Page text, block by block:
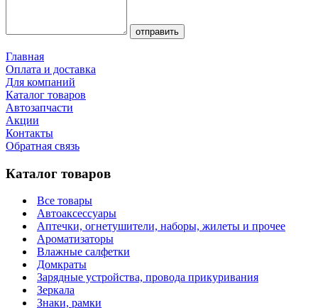
Главная
Оплата и доставка
Для компаний
Каталог товаров
Автозапчасти
Акции
Контакты
Обратная связь
Каталог товаров
Все товары
Автоаксессуары
Аптечки, огнетушители, наборы, жилеты и прочее
Ароматизаторы
Влажные салфетки
Домкраты
Зарядные устройства, провода прикуривания
Зеркала
Знаки, рамки